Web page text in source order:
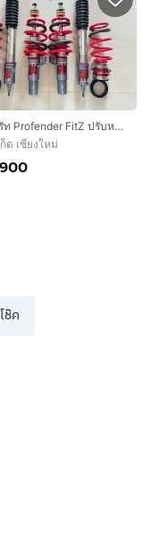
โช๊คสตรัท Profender FitZ ปรับหนืด 16 ระดับ
ด เชียงใหม่
โช๊ค